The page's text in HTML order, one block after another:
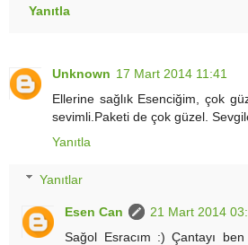
Yanıtla
Unknown 17 Mart 2014 11:41
Ellerine sağlık Esenciğim, çok
sevimli.Paketi de çok güzel.
Yanıtla
Yanıtlar
Esen Can
21 Mart 2014
Sağol Esracım :) Çantayı